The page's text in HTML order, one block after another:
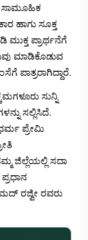
ಸಾಮೂಹಿಕ
ಹಾಗು ಸೂಕ್ತ
ಪ್ರಾರ್ಥನೆಗೆ
ಮಾಡಿಕೊಡುವ
ಪಾತ್ರರಾಗಿದ್ದಾರೆ.
ಸುನ್ನಿ
ಸಲ್ಲಿಸಿದೆ.
ಪ್ರೇಮಿ
ಜಿಲ್ಲೆಯಲ್ಲಿ ಸದಾ
ರಜ್ವೀ ರವರು